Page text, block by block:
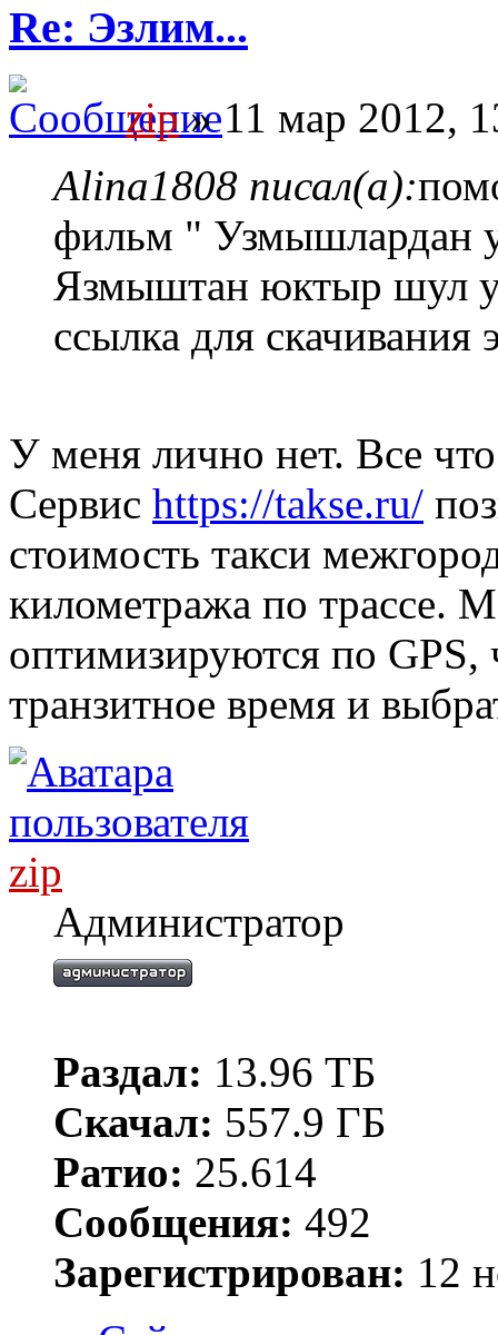
Re: Эзлим...
zip» 11 мар 2012,
Alina1808 писал(а):
фильм " Узмышлардан
Язмыштан юктыр шул
ссылка для скачивания
У меня лично нет. Все
Сервис https://takse.ru/
стоимость такси
километража по трассе.
оптимизируются по GPS,
транзитное время и
zip
Администратор
Раздал: 13.96 ТБ
Скачал: 557.9 ГБ
Ратио: 25.614
Сообщения: 492
Зарегистрирован: 12